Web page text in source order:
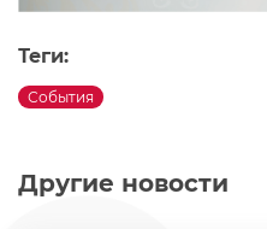
Другие новости
Теги:
События